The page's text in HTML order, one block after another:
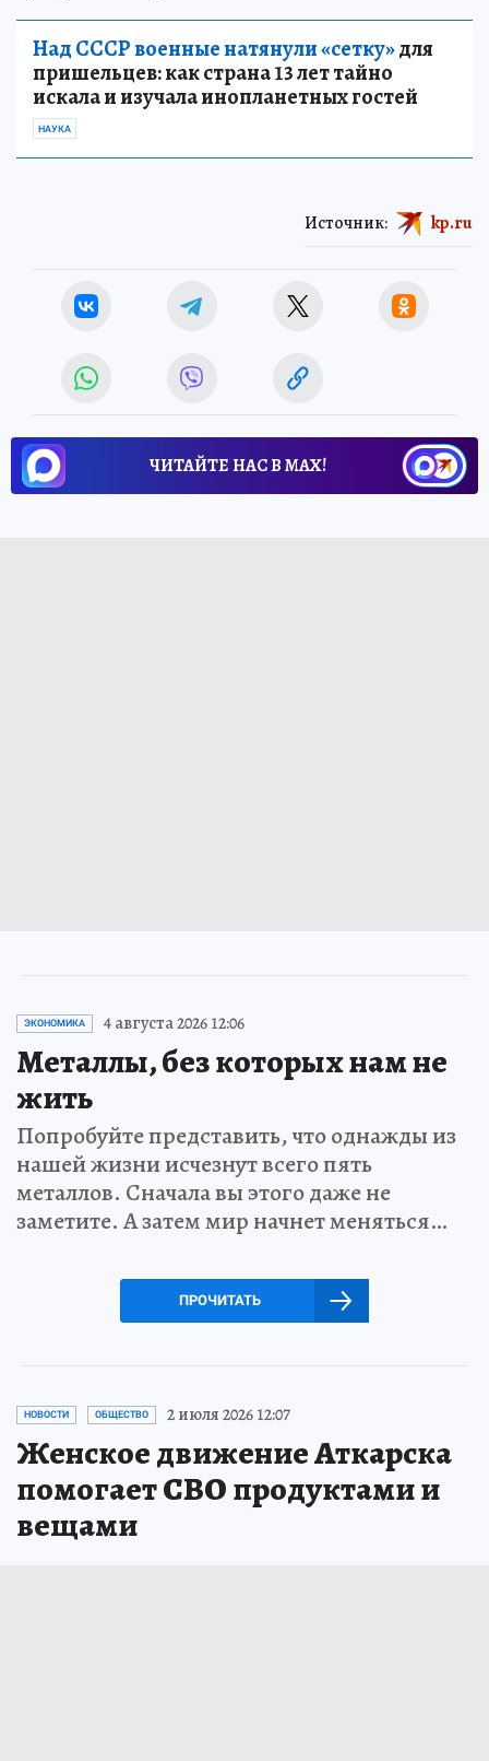
Над СССР военные натянули «сетку»для
пришельцев: как страна 13 лет тайно
искала и изучала инопланетных гостей
НАУКА
Источник: kp.ru
ЧИТАЙТЕ НАС В МАХ!
ЭКОНОМИКА 4 августа 2026 12:06
Металлы, без которых нам не
жить
Попробуйте представить, что однажды из
нашей жизни исчезнут всего пять
металлов. Сначала вы этого даже не
заметите. А затем мир начнет меняться…
ПРОЧИТАТЬ
НОВОСТИ ОБЩЕСТВО 2 июля 2026 12:07
Женское движение Аткарска
помогает СВО продуктами и
вещами